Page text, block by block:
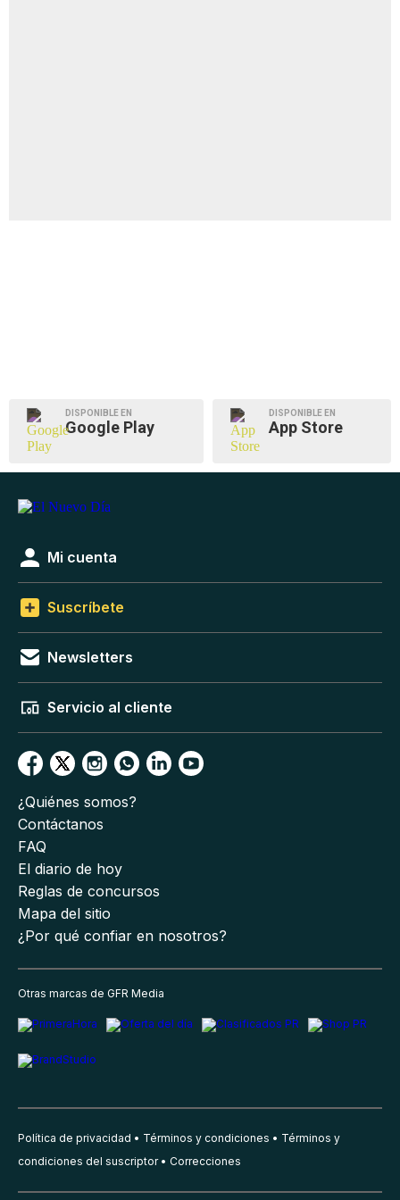
DISPONIBLE EN
Google Play
DISPONIBLE EN
App Store
Mi cuenta
Suscríbete
Newsletters
Servicio al cliente
¿Quiénes somos?
Contáctanos
FAQ
El diario de hoy
Reglas de concursos
Mapa del sitio
¿Por qué confiar en nosotros?
Otras marcas de GFR Media
Política de privacidad Términos y condiciones
Términos y
condiciones del suscriptor
Correcciones